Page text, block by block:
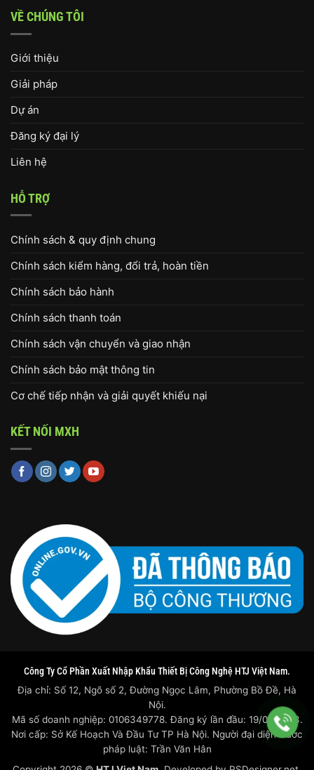
VỀ CHÚNG TÔI
Giới thiệu
Giải pháp
Dự án
Đăng ký đại lý
Liên hệ
HỖ TRỢ
Chính sách & quy định chung
Chính sách kiểm hàng, đổi trả, hoàn tiền
Chính sách bảo hành
Chính sách thanh toán
Chính sách vận chuyển và giao nhận
Chính sách bảo mật thông tin
Cơ chế tiếp nhận và giải quyết khiếu nại
KẾT NỐI MXH
Công Ty Cổ Phần Xuất Nhập Khẩu Thiết Bị Công Nghệ HTJ Việt Nam.
Địa chỉ: Số 12, Ngõ số 2, Đường Ngọc Lâm, Phường Bồ Đề, Hà
Nội.
Mã số doanh nghiệp: 0106349778. Đăng ký lần đầu: 19/07/2023.
Nơi cấp: Sở Kế Hoạch Và Đầu Tư TP Hà Nội. Người đại diện trước
pháp luật: Trần Văn Hân